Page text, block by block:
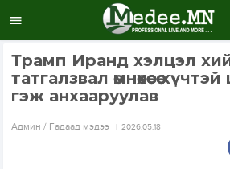
Трамп Иранд хэлцэл
татгалзвал өмнөхөөсөө
гэж анхааруулав
Aдмин / Гадаад мэдээ 2026.05.18